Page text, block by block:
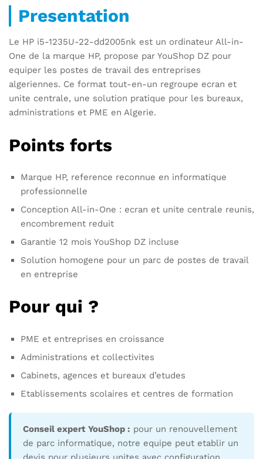
Presentation
Le HP i5-1235U-22-dd2005nk est un ordinateur All-in-
One de la marque HP, propose par YouShop DZ pour
equiper les postes de travail des entreprises
algeriennes. Ce format tout-en-un regroupe ecran et
unite centrale, une solution pratique pour les bureaux,
administrations et PME en Algerie.
Points forts
Marque HP, reference reconnue en informatique
professionnelle
Conception All-in-One : ecran et unite centrale reunis,
encombrement reduit
Garantie 12 mois YouShop DZ incluse
Solution homogene pour un parc de postes de travail
en entreprise
Pour qui ?
PME et entreprises en croissance
Administrations et collectivites
Cabinets, agences et bureaux d’etudes
Etablissements scolaires et centres de formation
Conseil expert YouShop : pour un renouvellement
de parc informatique, notre equipe peut etablir un